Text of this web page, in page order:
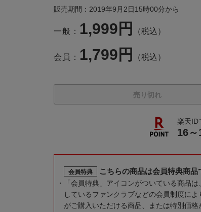
販売期間：2019年9月2日15時00分から
一般： 1,999円 （税込）
会員： 1,799円 （税込）
売り切れ
楽天ID
16～
会員特典 こちらの商品は会員特典商品
「会員特典」アイコンがついている商品
しているファンクラブなどの会員制度に
がご購入いただける商品、または特別価格